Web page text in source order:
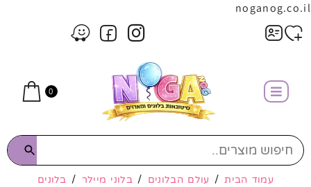
noganog.co.il
0
עמוד הבית/ עולם הבלונים /בלוני מיילר / בלונים